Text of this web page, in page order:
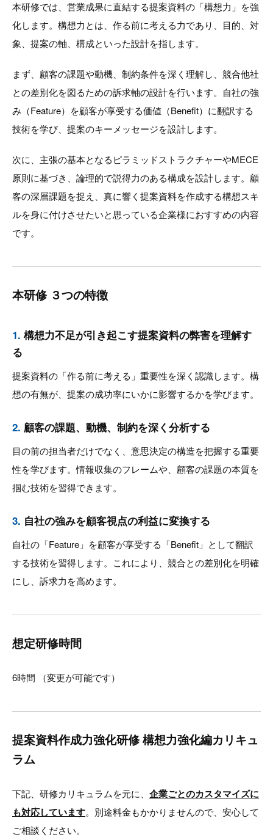
本研修では、営業成果に直結する提案資料の「構想力」を強
化します。構想力とは、作る前に考える力であり、目的、対
象、提案の軸、構成といった設計を指します。
まず、顧客の課題や動機、制約条件を深く理解し、競合他社
との差別化を図るための訴求軸の設計を行います。自社の強
み（Feature）を顧客が享受する価値（Benefit）に翻訳する
技術を学び、提案のキーメッセージを設計します。
次に、主張の基本となるピラミッドストラクチャーやMECE
原則に基づき、論理的で説得力のある構成を設計します。顧
客の深層課題を捉え、真に響く提案資料を作成する構想スキ
ルを身に付けさせたいと思っている企業様におすすめの内容
です。
本研修 ３つの特徴
1. 構想力不足が引き起こす提案資料の弊害を理解す
る
提案資料の「作る前に考える」重要性を深く認識します。構
想の有無が、提案の成功率にいかに影響するかを学びます。
2. 顧客の課題、動機、制約を深く分析する
目の前の担当者だけでなく、意思決定の構造を把握する重要
性を学びます。情報収集のフレームや、顧客の課題の本質を
掴む技術を習得できます。
3. 自社の強みを顧客視点の利益に変換する
自社の「Feature」を顧客が享受する「Benefit」として翻訳
する技術を習得します。これにより、競合との差別化を明確
にし、訴求力を高めます。
想定研修時間
6時間 （変更が可能です）
提案資料作成力強化研修 構想力強化編カリキュ
ラム
下記、研修カリキュラムを元に、 企業ごとのカスタマイズに
も対応しています。別途料金もかかりませんので、安心して
ご相談ください。